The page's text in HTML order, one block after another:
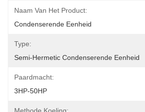
Naam Van Het Product:
Condenserende Eenheid
Type:
Semi-Hermetic Condenserende Eenheid
Paardmacht:
3HP-50HP